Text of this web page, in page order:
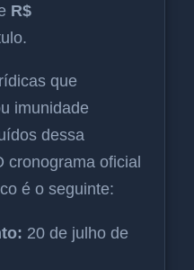
R$
que
imunidade
dessa
cronograma oficial
é o seguinte:
20 de julho de